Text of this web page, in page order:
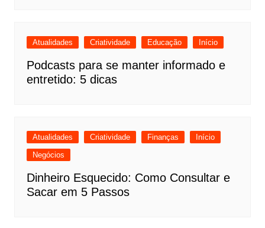
Atualidades Criatividade Educação Início
Podcasts para se manter informado e
entretido: 5 dicas
Atualidades Criatividade Finanças
Início
Negócios
Dinheiro Esquecido: Como Consultar e
Sacar em 5 Passos